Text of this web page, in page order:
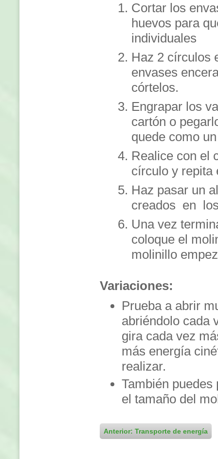
Cortar los
huevos para
individuales
Haz 2 círculos
envases
córtelos.
Engrapar los
cartón o
quede como
Realice con el
círculo y repita
Haz pasar un
creados en
Una vez
coloque el
molinillo
Variaciones:
Prueba a abrir
abriéndolo cada
gira cada vez
más energía
realizar.
También
el tamaño del
Anterior: Transporte de energía